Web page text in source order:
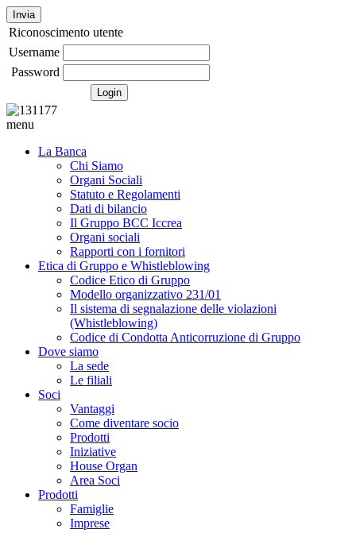
Invia
Riconoscimento utente
Username
Password
menu
La Banca
Chi Siamo
Organi Sociali
Statuto e Regolamenti
Dati di bilancio
Il Gruppo BCC Iccrea
Organi sociali
Rapporti con i fornitori
Etica di Gruppo e Whistleblowing
Codice Etico di Gruppo
Modello organizzativo 231/01
Il sistema di segnalazione delle violazioni
(Whistleblowing)
Codice di Condotta Anticorruzione di Gruppo
Dove siamo
La sede
Le filiali
Soci
Vantaggi
Come diventare socio
Prodotti
Iniziative
House Organ
Area Soci
Prodotti
Famiglie
Imprese